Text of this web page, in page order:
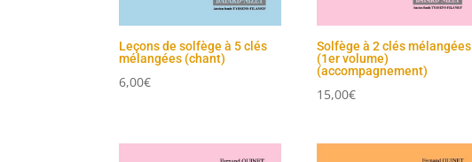
Leçons de solfège à 5 clés
mélangées (chant)
6,00€
Solfège à 2 clés mélangées
(1er volume)
(accompagnement)
15,00€